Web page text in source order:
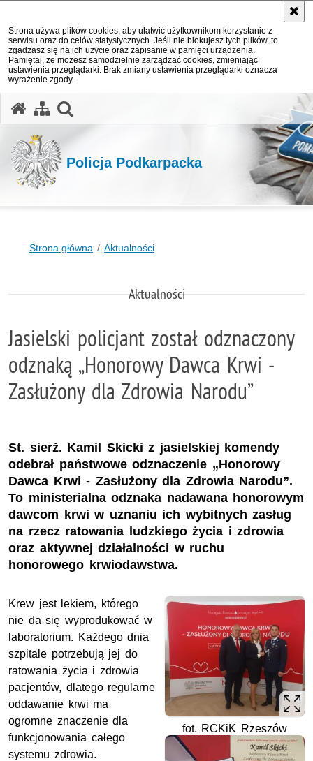
Strona używa plików cookies, aby ułatwić użytkownikom korzystanie z
serwisu oraz do celów statystycznych. Jeśli nie blokujesz tych plików, to
zgadzasz się na ich użycie oraz zapisanie w pamięci urządzenia.
Pamiętaj, że możesz samodzielnie zarządzać cookies, zmieniając
ustawienia przeglądarki. Brak zmiany ustawienia przeglądarki oznacza
wyrażenie zgody.
Policja Podkarpacka
Strona główna Aktualności
Aktualności
Jasielski policjant został odznaczony
odznaką „Honorowy Dawca Krwi -
Zasłużony dla Zdrowia Narodu”
St. sierż. Kamil Skicki z jasielskiej komendy
odebrał państwowe odznaczenie „Honorowy
Dawca Krwi - Zasłużony dla Zdrowia Narodu”.
To ministerialna odznaka nadawana honorowym
dawcom krwi w uznaniu ich wybitnych zasług
na rzecz ratowania ludzkiego życia i zdrowia
oraz aktywnej działalności w ruchu
honorowego krwiodawstwa.
fot. RCKiK Rzeszów
Krew jest lekiem, którego
nie da się wyprodukować w
laboratorium. Każdego dnia
szpitale potrzebują jej do
ratowania życia i zdrowia
pacjentów, dlatego regularne
oddawanie krwi ma
ogromne znaczenie dla
funkcjonowania całego
systemu zdrowia.